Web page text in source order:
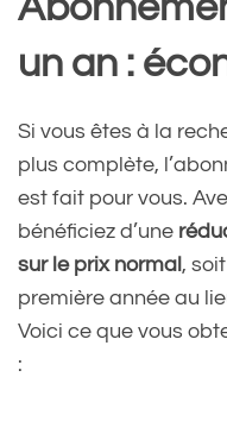
un an :
Si vous êtes à la
plus complète,
est fait pour vous.
bénéficiez d’une
sur le prix normal ,
première année au
Voici ce que vous
: